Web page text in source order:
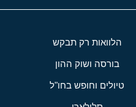
הלוואות רק תבקש
בורסה ושוק ההון
טיולים וחופש בחו"ל